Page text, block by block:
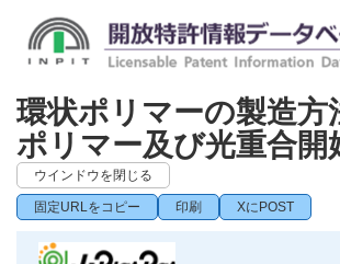
環状ポリマーの製造方
ポリマー及び光重合開
ウインドウを閉じる
固定URLをコピー 印刷 XにPOST